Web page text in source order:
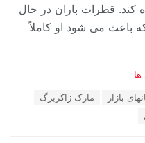
کند. قطرات باران در حال
باعث می شود او کاملاً
بازار
مارک زاکربرگ